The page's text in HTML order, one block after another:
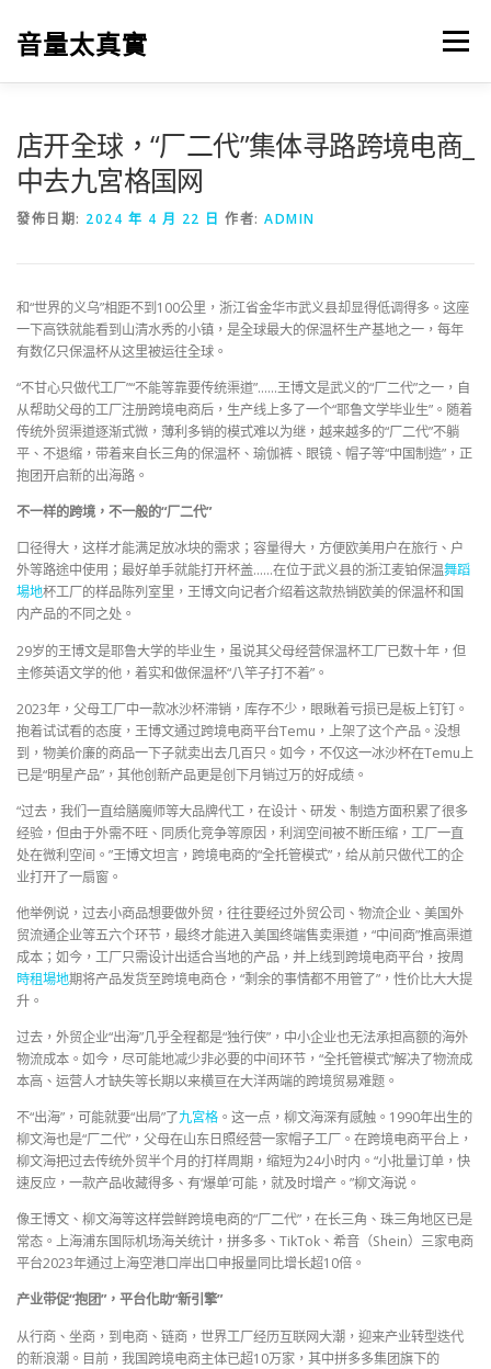
音量太真實 選單
店开全球，“厂二代”集体寻路跨境电商_
中去九宮格国网
發佈日期: 2024 年 4 月 22 日 作者: ADMIN
和“世界的义乌”相距不到100公里，浙江省金华市武义县却显得低调得多。这座
一下高铁就能看到山清水秀的小镇，是全球最大的保温杯生产基地之一，每年
有数亿只保温杯从这里被运往全球。
“不甘心只做代工厂”“不能等靠要传统渠道”……王博文是武义的“厂二代”之一，自
从帮助父母的工厂注册跨境电商后，生产线上多了一个“耶鲁文学毕业生”。随着
传统外贸渠道逐渐式微，薄利多销的模式难以为继，越来越多的“厂二代”不躺
平、不退缩，带着来自长三角的保温杯、瑜伽裤、眼镜、帽子等“中国制造”，正
抱团开启新的出海路。
不一样的跨境，不一般的“厂二代”
口径得大，这样才能满足放冰块的需求；容量得大，方便欧美用户在旅行、户
外等路途中使用；最好单手就能打开杯盖……在位于武义县的浙江麦铂保温舞蹈
場地杯工厂的样品陈列室里，王博文向记者介绍着这款热销欧美的保温杯和国
内产品的不同之处。
29岁的王博文是耶鲁大学的毕业生，虽说其父母经营保温杯工厂已数十年，但
主修英语文学的他，着实和做保温杯“八竿子打不着”。
2023年，父母工厂中一款冰沙杯滞销，库存不少，眼瞅着亏损已是板上钉钉。
抱着试试看的态度，王博文通过跨境电商平台Temu，上架了这个产品。没想
到，物美价廉的商品一下子就卖出去几百只。如今，不仅这一冰沙杯在Temu上
已是“明星产品”，其他创新产品更是创下月销过万的好成绩。
“过去，我们一直给膳魔师等大品牌代工，在设计、研发、制造方面积累了很多
经验，但由于外需不旺、同质化竞争等原因，利润空间被不断压缩，工厂一直
处在微利空间。”王博文坦言，跨境电商的“全托管模式”，给从前只做代工的企
业打开了一扇窗。
他举例说，过去小商品想要做外贸，往往要经过外贸公司、物流企业、美国外
贸流通企业等五六个环节，最终才能进入美国终端售卖渠道，“中间商”推高渠道
成本；如今，工厂只需设计出适合当地的产品，并上线到跨境电商平台，按周
時租場地期将产品发货至跨境电商仓，“剩余的事情都不用管了”，性价比大大提
升。
过去，外贸企业“出海”几乎全程都是“独行侠”，中小企业也无法承担高额的海外
物流成本。如今，尽可能地减少非必要的中间环节，“全托管模式”解决了物流成
本高、运营人才缺失等长期以来横亘在大洋两端的跨境贸易难题。
不“出海”，可能就要“出局”了九宮格 。这一点，柳文海深有感触。1990年出生的
柳文海也是“厂二代”，父母在山东日照经营一家帽子工厂。在跨境电商平台上，
柳文海把过去传统外贸半个月的打样周期，缩短为24小时内。“小批量订单，快
速反应，一款产品收藏得多、有‘爆单’可能，就及时增产。”柳文海说。
像王博文、柳文海等这样尝鲜跨境电商的“厂二代”，在长三角、珠三角地区已是
常态。上海浦东国际机场海关统计，拼多多、TikTok、希音（Shein）三家电商
平台2023年通过上海空港口岸出口申报量同比增长超10倍。
产业带促“抱团”，平台化助“新引擎”
从行商、坐商，到电商、链商，世界工厂经历互联网大潮，迎来产业转型迭代
的新浪潮。目前，我国跨境电商主体已超10万家，其中拼多多集团旗下的